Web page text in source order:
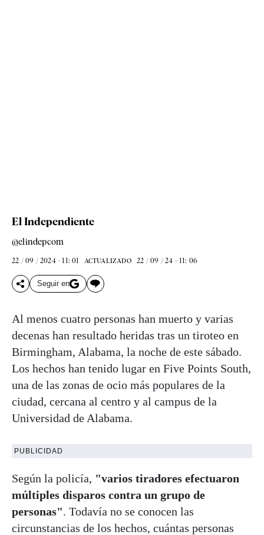
El Independiente
@elindepcom
22 / 09 / 2024 - 11: 01 ACTUALIZADO 22 / 09 / 24 - 11: 06
Seguir en
Al menos cuatro personas han muerto y varias
decenas han resultado heridas tras un tiroteo en
Birmingham, Alabama, la noche de este sábado.
Los hechos han tenido lugar en Five Points South,
una de las zonas de ocio más populares de la
ciudad, cercana al centro y al campus de la
Universidad de Alabama.
PUBLICIDAD
Según la policía, "varios tiradores efectuaron
múltiples disparos contra un grupo de
personas". Todavía no se conocen las
circunstancias de los hechos, cuántas personas